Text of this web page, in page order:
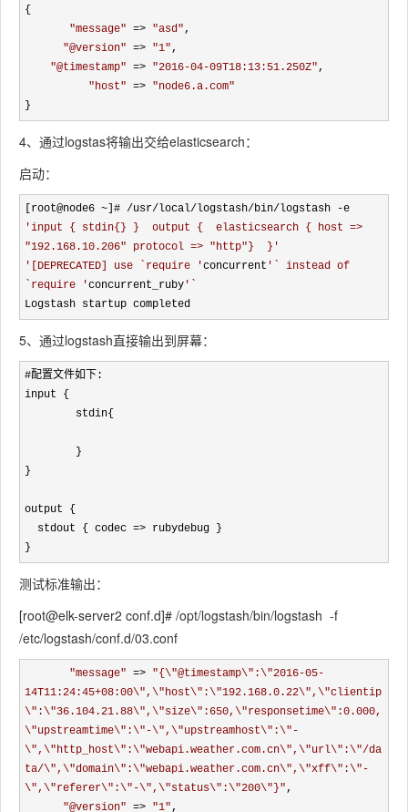
{
"message" => "asd",
"@version" => "1",
"@timestamp" => "2016-04-09T18:13:51.250Z",
"host" => "node6.a.com"
}
4、通过logstas将输出交给elasticsearch：
启动：
'input { stdin{} }  output {  elasticsearch { host =>
"192.168.10.206" protocol => "http"}  } '
'
[DEPRECATED] use `require 'concurrent '
` instead of
`require
'concurrent_ruby '
Logstash startup completed
5、通过logstash直接输出到屏幕：
#配置文件如下:
input {
}
output {
  stdout { codec
=> rubydebug }
}
测试标准输出：
[root@elk-server2 conf.d]# /opt/logstash/bin/logstash -f
/etc/logstash/conf.d/03.conf
"message" => "{\"@timestamp\":\"2016-05-
14T11:24:45+08:00\",\"host\":\"192.168.0.22\",\"clientip
\":\"36.104.21.88\",\"size\":650,\"responsetime\":0.000,
\"upstreamtime\":\"-\",\"upstreamhost\":\"-
\",\"http_host\":\"webapi.weather.com.cn\",\"url\":\"/da
ta/\",\"domain\":\"webapi.weather.com.cn\",\"xff\":\"-
\",\"referer\":\"-\",\"status\":\"200\"}",
"@version" => "1",